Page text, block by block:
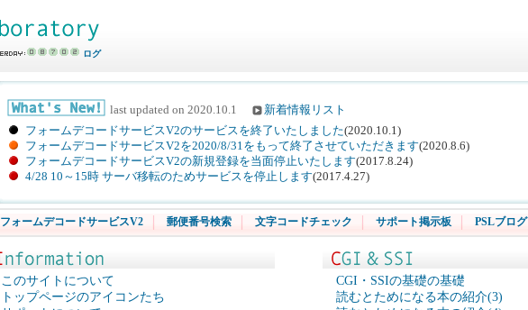
ログ
last updated on 2020.10.1
新着情報リスト
フォームデコードサービスV2のサービスを終了いたしました(2020.10.1)
フォームデコードサービスV2を2020/8/31をもって終了させていただきます(2020.8.6)
フォームデコードサービスV2の新規登録を当面停止いたします(2017.8.24)
4/28 10～15時 サーバ移転のためサービスを停止します(2017.4.27)
フォームデコードサービスV2 郵便番号検索 文字コードチェック サポート掲示板 PSLブログ
このサイトについて
トップページのアイコンたち
CGI・SSIの基礎の基礎
読むとためになる本の紹介(3)